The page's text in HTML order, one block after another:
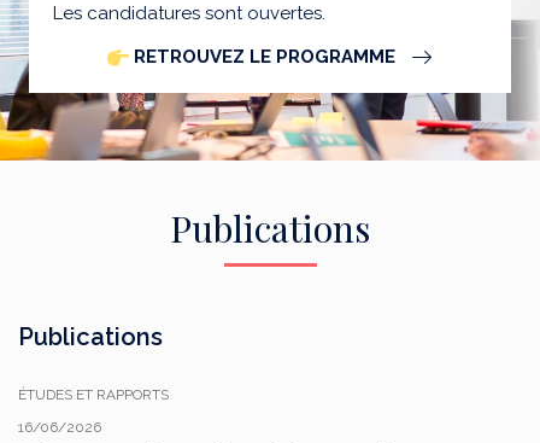
Les candidatures sont ouvertes.
RETROUVEZ LE PROGRAMME
Publications
Publications
ÉTUDES ET RAPPORTS
16/06/2026